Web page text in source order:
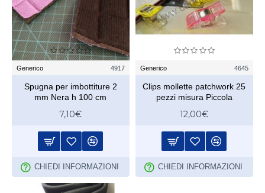
Generico 4917
Spugna per imbottiture 2
mm Nera h 100 cm
7,10€
CHIEDI INFORMAZIONI
Generico 4645
Clips mollette patchwork 25
pezzi misura Piccola
12,00€
CHIEDI INFORMAZIONI